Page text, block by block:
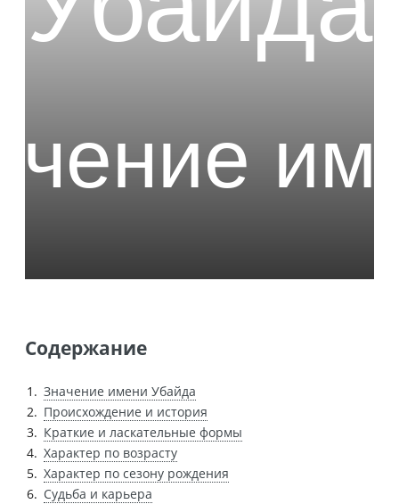
Содержание
Значение имени Убайда
Происхождение и история
Краткие и ласкательные формы
Характер по возрасту
Характер по сезону рождения
Судьба и карьера